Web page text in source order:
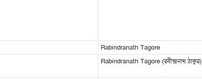
Rabindranath Tagore
Rabindranath Tagore (রবীন্দ্রনাথ ঠাকুর)